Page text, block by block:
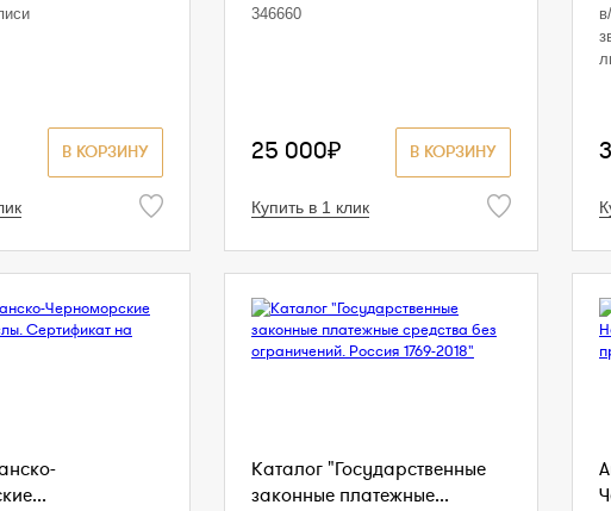
В КОРЗИНУ
346660
В КОРЗИНУ
25 000₽
Купить в 1 клик
Каталог "Государственные
законные платежные...